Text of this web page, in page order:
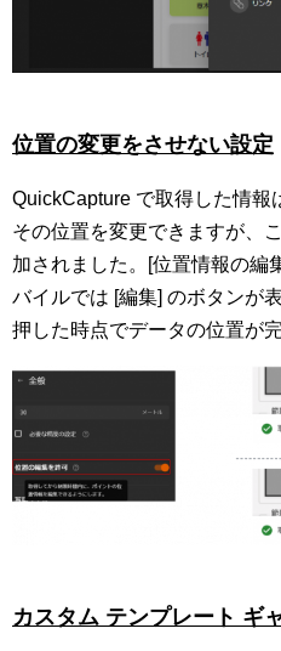
位置の変更をさせない設定
QuickCapture で取得した情報
その位置を変更できますが、
加されました。[位置情報の編
バイルでは [編集] のボタンが
押した時点でデータの位置が
カスタム テンプレート ギ